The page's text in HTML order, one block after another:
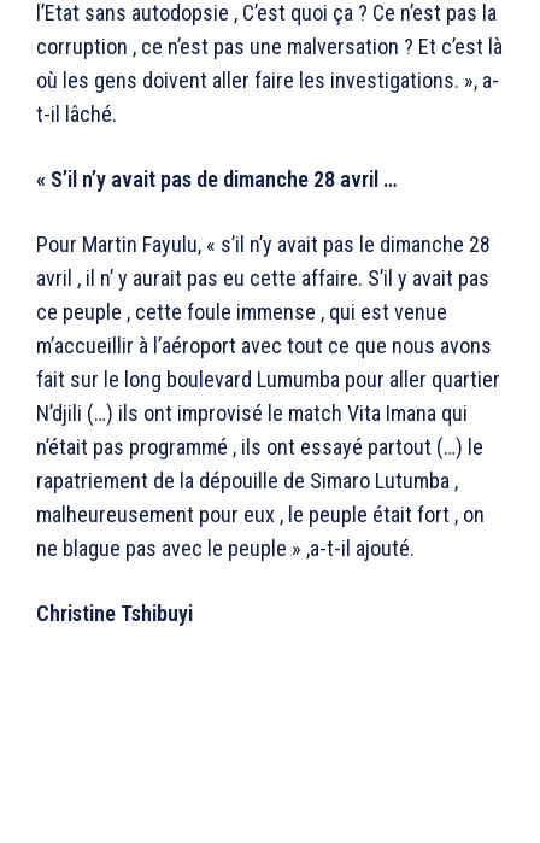
l’Etat sans autodopsie , C’est quoi ça ? Ce n’est pas la
corruption , ce n’est pas une malversation ? Et c’est là
où les gens doivent aller faire les investigations. », a-
t-il lâché.
« S’il n’y avait pas de dimanche 28 avril …
Pour Martin Fayulu, « s’il n’y avait pas le dimanche 28
avril , il n’ y aurait pas eu cette affaire. S’il y avait pas
ce peuple , cette foule immense , qui est venue
m’accueillir à l’aéroport avec tout ce que nous avons
fait sur le long boulevard Lumumba pour aller quartier
N’djili (…) ils ont improvisé le match Vita Imana qui
n’était pas programmé , ils ont essayé partout (…) le
rapatriement de la dépouille de Simaro Lutumba ,
malheureusement pour eux , le peuple était fort , on
ne blague pas avec le peuple » ,a-t-il ajouté.
Christine Tshibuyi